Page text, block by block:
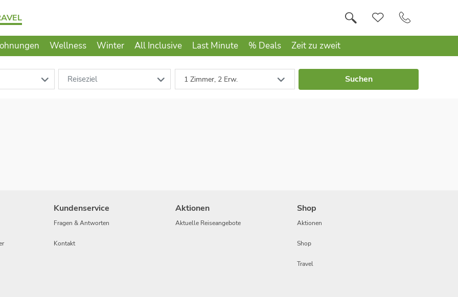
Wellness Winter All Inclusive Last Minute % Deals Zeit zu zweit
Reiseziel 1 Zimmer, 2 Erw. Suchen
Kundenservice
Fragen & Antworten
Kontakt
Aktionen
Aktuelle Reiseangebote
Shop
Aktionen
Shop
Travel